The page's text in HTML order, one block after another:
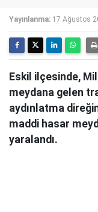
Yayınlanma: 17 Ağustos
Eskil ilçesinde,
meydana gelen
aydınlatma
maddi hasar
yaralandı.